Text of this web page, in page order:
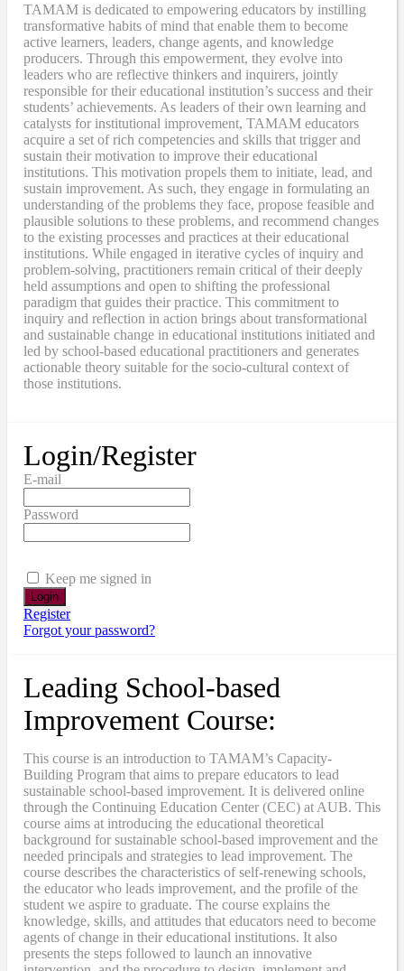
TAMAM is dedicated to empowering educators by instilling
transformative habits of mind that enable them to become
active learners, leaders, change agents, and knowledge
producers. Through this empowerment, they evolve into
leaders who are reflective thinkers and inquirers, jointly
responsible for their educational institution’s success and their
students’ achievements. As leaders of their own learning and
catalysts for institutional improvement, TAMAM educators
acquire a set of rich competencies and skills that trigger and
sustain their motivation to improve their educational
institutions. This motivation propels them to initiate, lead, and
sustain improvement. As such, they engage in formulating an
understanding of the problems they face, propose feasible and
plausible solutions to these problems, and recommend changes
to the existing processes and practices at their educational
institutions. While engaged in iterative cycles of inquiry and
problem-solving, practitioners remain critical of their deeply
held assumptions and open to shifting the professional
paradigm that guides their practice. This commitment to
inquiry and reflection in action brings about transformational
and sustainable change in educational institutions initiated and
led by school-based educational practitioners and generates
actionable theory suitable for the socio-cultural context of
those institutions.
Login/Register
E-mail
Password
Keep me signed in
Register
Forgot your password?
Leading School-based
Improvement Course:
This course is an introduction to TAMAM’s Capacity-
Building Program that aims to prepare educators to lead
sustainable school-based improvement. It is delivered online
through the Continuing Education Center (CEC) at AUB. This
course aims at introducing the educational theoretical
background for sustainable school-based improvement and the
needed principals and strategies to lead improvement. The
course describes the characteristics of self-renewing schools,
the educator who leads improvement, and the profile of the
student we aspire to graduate. The course explains the
knowledge, skills, and attitudes that educators need to become
agents of change in their educational institutions. It also
presents the steps followed to launch an innovative